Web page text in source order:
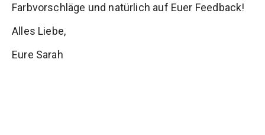
Farbvorschläge und natürlich auf Euer Feedback!
Alles Liebe,
Eure Sarah